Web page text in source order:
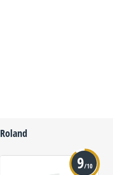
Roland
9/10